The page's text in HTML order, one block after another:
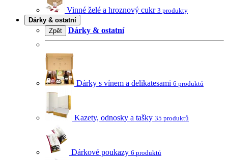
Vinné želé a hroznový cukr 3 produkty
Dárky & ostatní
Zpět
Dárky & ostatní
Dárky s vínem a delikatesami 6 produktů
Kazety, odnosky a tašky 35 produktů
Dárkové poukazy 6 produktů